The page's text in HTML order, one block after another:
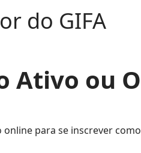
do GIFA
ou
para se inscrever